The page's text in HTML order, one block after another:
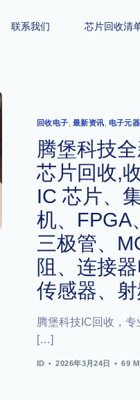
联系我们 芯片回收清
回收电子 最新资讯 电子元
腾堡科技
芯片回收,
IC 芯片、
机、FPGA
三极管、
阻、连接器
传感器、
腾堡科技IC回收，
[…]
ID 2026年3月24日 69